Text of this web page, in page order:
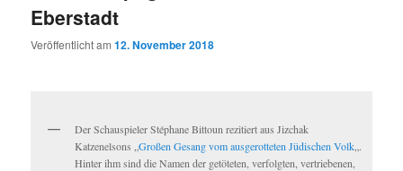
Eberstadt
Veröffentlicht am12. November 2018
Der Schauspieler Stéphane Bittoun rezitiert aus Jizchak
Katzenelsons „Großen Gesang vom ausgerotteten Jüdischen Volk „.
Hinter ihm sind die Namen der getöteten, verfolgten, vertriebenen,